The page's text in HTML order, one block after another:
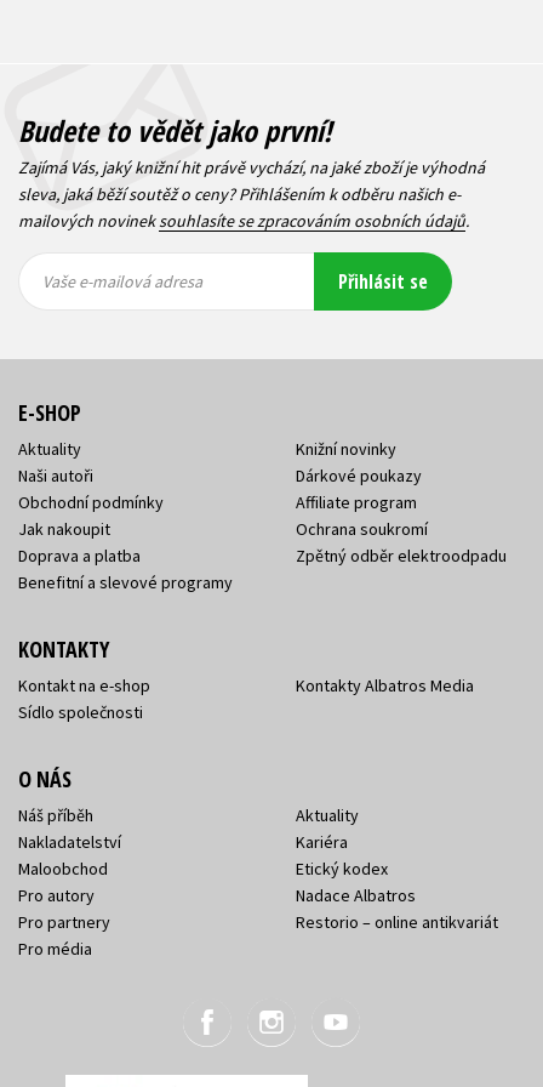
Budete to vědět jako první!
Zajímá Vás, jaký knižní hit právě vychází, na jaké zboží je výhodná
sleva, jaká běží soutěž o ceny? Přihlášením k odběru našich e-
mailových novineksouhlasíte se zpracováním osobních údajů.
mailová
mailová
Vaše e-mailová adresa Přihlásit se
E-SHOP
Aktuality
Naši autoři
Obchodní podmínky
Jak nakoupit
Doprava a platba
Benefitní a slevové programy
Knižní novinky
Dárkové poukazy
Affiliate program
Ochrana soukromí
Zpětný odběr elektroodpadu
KONTAKTY
Kontakt na e-shop
Sídlo společnosti
Kontakty Albatros Media
O NÁS
Náš příběh
Nakladatelství
Maloobchod
Pro autory
Pro partnery
Pro média
Aktuality
Kariéra
Etický kodex
Nadace Albatros
Restorio – online antikvariát